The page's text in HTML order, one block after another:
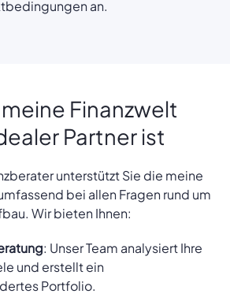
an.
Finanzwelt
Partner ist
unterstützt Sie die meine
bei allen Fragen rund um
Wir bieten Ihnen:
: Unser Team analysiert Ihre
und erstellt ein
Portfolio.